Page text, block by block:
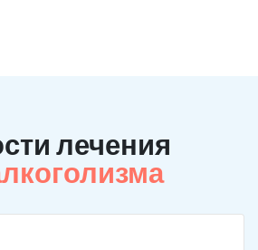
лечения